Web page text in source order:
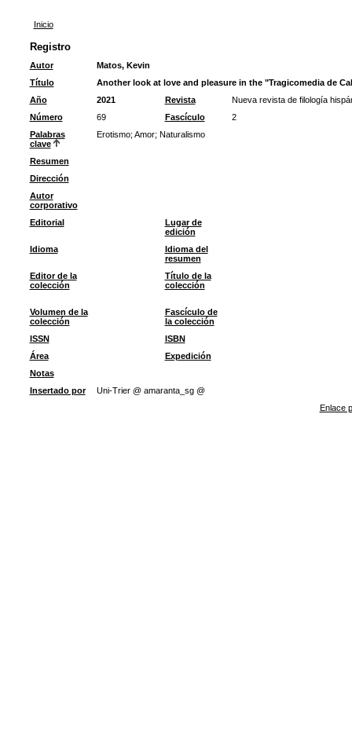
Inicio
Registro
Autor
Matos, Kevin
Título
Another look at love and pleasure in the "Tragicomedia de
Año
2021 Revista
Nueva revista de filología
Número
69 Fascículo
2
Palabras
clave
Erotismo; Amor; Naturalismo
Resumen
Dirección
Autor
corporativo
Editorial
Lugar de
edición
Idioma
Idioma del
resumen
Editor de la
colección
Título de la
colección
Volumen de la
colección
Fascículo de
la colección
ISSN
ISBN
Área
Expedición
Notas
Insertado por
Uni-Trier @ amaranta_sg @
Enlace